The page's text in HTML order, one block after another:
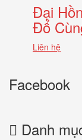
Đại
Đổ
Liên hệ
Facebook
Danh